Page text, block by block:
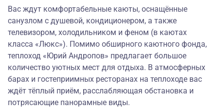
Вас ждут комфортабельные каюты, оснащённые
санузлом с душевой, кондиционером, а также
телевизором, холодильником и феном (в каютах
класса «Люкс»). Помимо обширного каютного фонда,
теплоход «Юрий Андропов» предлагает большое
количество уютных мест для отдыха. В атмосферных
барах и гостеприимных ресторанах на теплоходе вас
ждёт тёплый приём, расслабляющая обстановка и
потрясающие панорамные виды.